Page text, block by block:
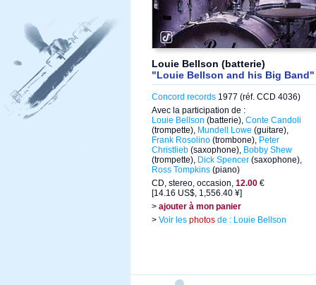
Louie Bellson (batterie)
"Louie Bellson and his Big Band"
Concord records 1977 (réf. CCD 4036)
Avec la participation de :
Louie Bellson (batterie), Conte Candoli
(trompette), Mundell Lowe (guitare),
Frank Rosolino (trombone), Peter
Christlieb (saxophone), Bobby Shew
(trompette), Dick Spencer (saxophone),
Ross Tompkins (piano)
CD, stereo, occasion, 12.00 €
[14.16 US$, 1,556.40 ¥]
> ajouter à mon panier
> Voir les photos de : Louie Bellson